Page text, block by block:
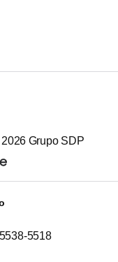
2026 Grupo SDP
5518